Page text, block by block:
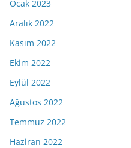
Ocak 2023
Aralık 2022
Kasım 2022
Ekim 2022
Eylül 2022
Ağustos 2022
Temmuz 2022
Haziran 2022